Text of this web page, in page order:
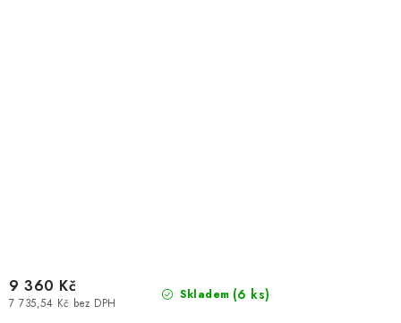
Skladem (6 ks)
7 735,54 Kč bez DPH
9 360 Kč